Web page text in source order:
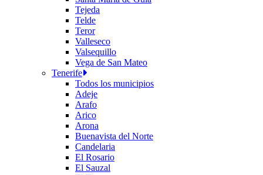
Tejeda
Telde
Teror
Valleseco
Valsequillo
Vega de San Mateo
Tenerife
Todos los municipios
Adeje
Arafo
Arico
Arona
Buenavista del Norte
Candelaria
El Rosario
El Sauzal